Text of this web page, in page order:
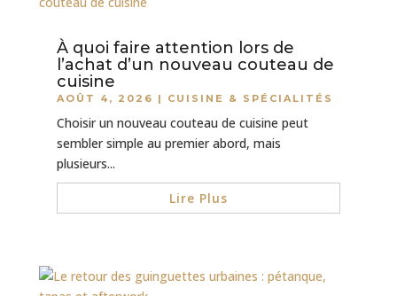
À quoi faire attention lors de
l’achat d’un nouveau couteau de
cuisine
AOÛT 4, 2026 | CUISINE & SPÉCIALITÉS
Choisir un nouveau couteau de cuisine peut
sembler simple au premier abord, mais
plusieurs...
Lire Plus